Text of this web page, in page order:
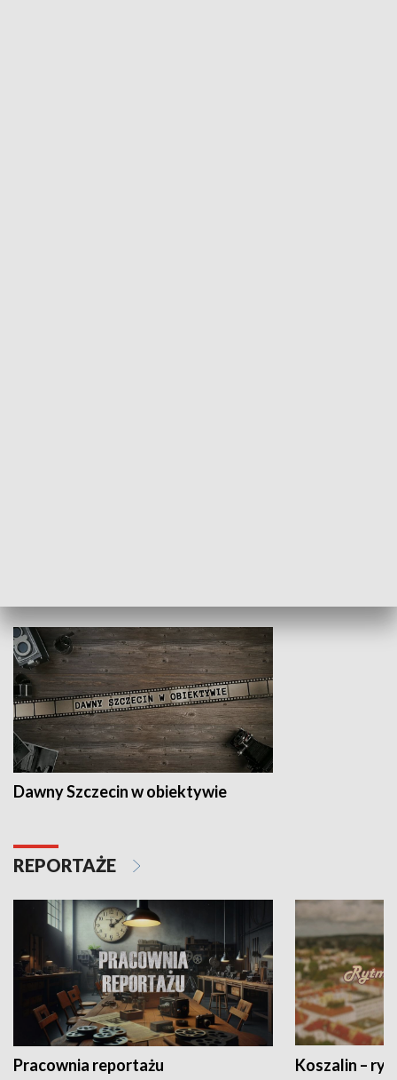
Dawny Szczecin w obiektywie
REPORTAŻE
Pracownia reportażu Koszalin –